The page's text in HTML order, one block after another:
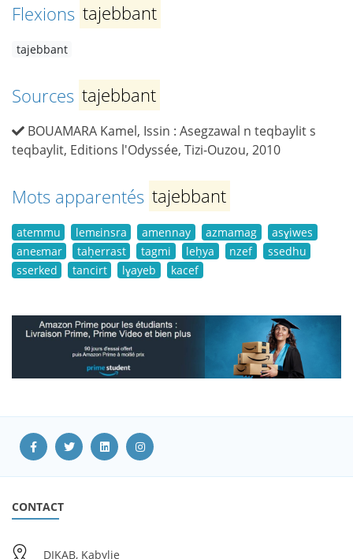
Flexions tajebbant
tajebbant
Sources tajebbant
BOUAMARA Kamel, Issin : Asegzawal n teqbaylit s
teqbaylit, Editions l'Odyssée, Tizi-Ouzou, 2010
Mots apparentés tajebbant
atemmu lemɛinsra amennay azmamag
asɣiwes
aneɛmar
taḥerrast tagmi leḥya nzef
ssedhu
sserked
tancirt lɣayeb kacef
CONTACT
DIKAB, Kabylie